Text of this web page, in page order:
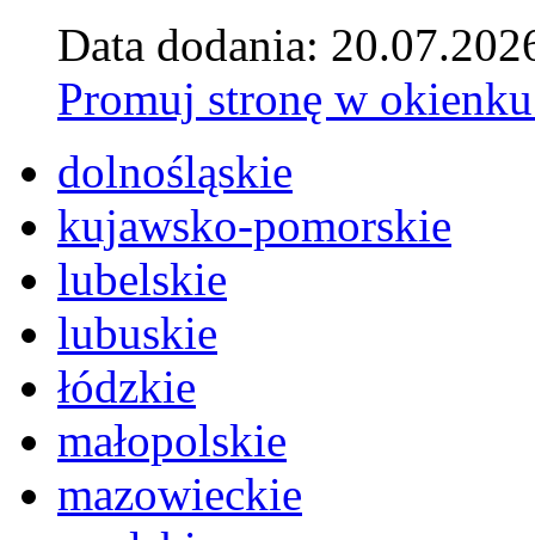
Data dodania:
Promuj stronę w
dolnośląskie
kujawsko-pomorskie
lubelskie
lubuskie
łódzkie
małopolskie
mazowieckie